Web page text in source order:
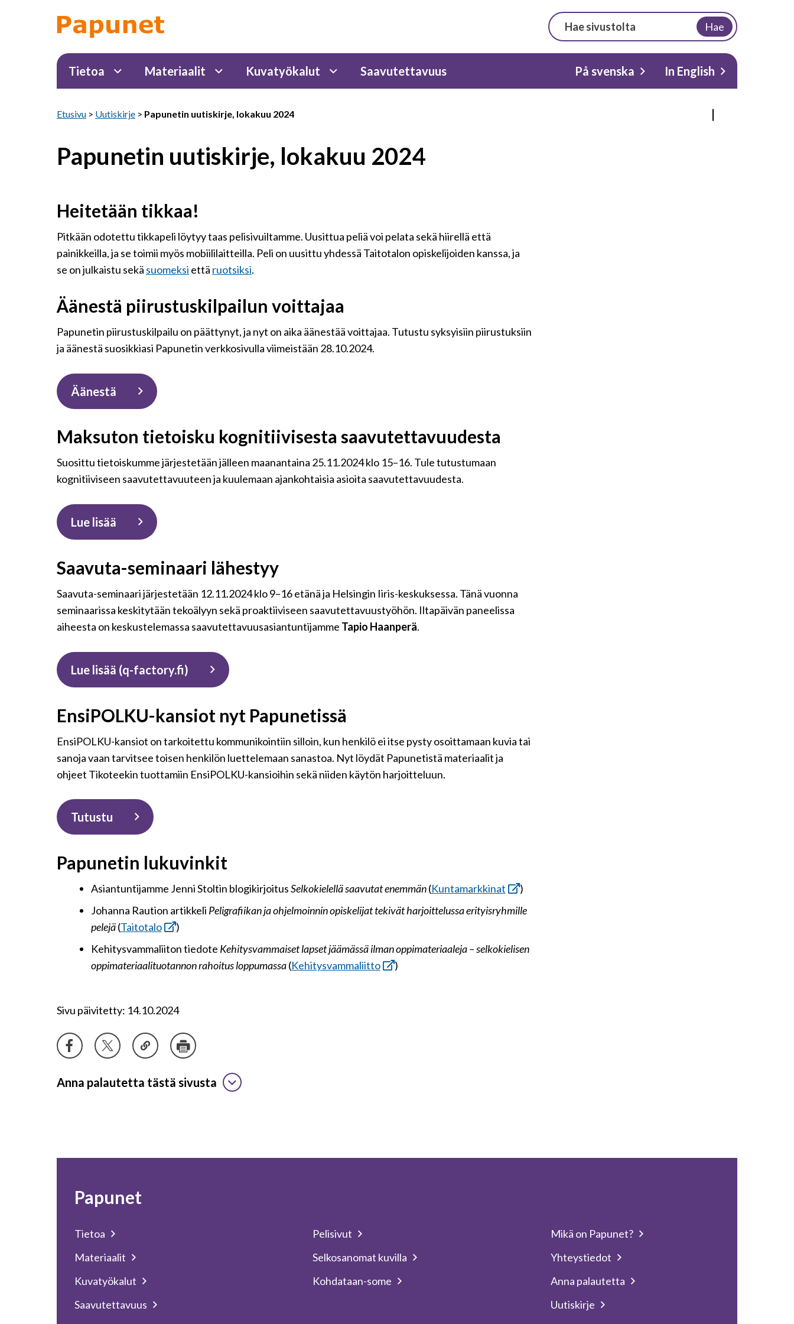
Hae
Tietoa Materiaalit Kuvatyökalut Saavutettavuus På svenska In English
Etusivu > Uutiskirje > Papunetin uutiskirje, lokakuu 2024
Papunetin uutiskirje, lokakuu 2024
Heitetään tikkaa!
Pitkään odotettu tikkapeli löytyy taas pelisivuiltamme. Uusittua peliä voi pelata sekä hiirellä että
painikkeilla, ja se toimii myös mobiililaitteilla. Peli on uusittu yhdessä Taitotalon opiskelijoiden kanssa, ja
se on julkaistu sekä suomeksi että ruotsiksi.
Äänestä piirustuskilpailun voittajaa
Papunetin piirustuskilpailu on päättynyt, ja nyt on aika äänestää voittajaa. Tutustu syksyisiin piirustuksiin
ja äänestä suosikkiasi Papunetin verkkosivulla viimeistään 28.10.2024.
Äänestä
Maksuton tietoisku kognitiivisesta saavutettavuudesta
Suosittu tietoiskumme järjestetään jälleen maanantaina 25.11.2024 klo 15–16. Tule tutustumaan
kognitiiviseen saavutettavuuteen ja kuulemaan ajankohtaisia asioita saavutettavuudesta.
Lue lisää
Saavuta-seminaari lähestyy
Saavuta-seminaari järjestetään 12.11.2024 klo 9–16 etänä ja Helsingin Iiris-keskuksessa. Tänä vuonna
seminaarissa keskitytään tekoälyyn sekä proaktiiviseen saavutettavuustyöhön. Iltapäivän paneelissa
aiheesta on keskustelemassa saavutettavuusasiantuntijamme Tapio Haanperä.
Lue lisää (q-factory.fi)
EnsiPOLKU-kansiot nyt Papunetissä
EnsiPOLKU-kansiot on tarkoitettu kommunikointiin silloin, kun henkilö ei itse pysty osoittamaan kuvia tai
sanoja vaan tarvitsee toisen henkilön luettelemaan sanastoa. Nyt löydät Papunetistä materiaalit ja
ohjeet Tikoteekin tuottamiin EnsiPOLKU-kansioihin sekä niiden käytön harjoitteluun.
Tutustu
Papunetin lukuvinkit
Asiantuntijamme Jenni Stoltin blogikirjoitusSelkokielellä saavutat enemmän(Kuntamarkkinat
)
Johanna Raution artikkeli Peligrafiikan ja ohjelmoinnin opiskelijat tekivät harjoittelussa erityisryhmille
pelejä(Taitotalo
)
Kehitysvammaliiton tiedote Kehitysvammaiset lapset jäämässä ilman oppimateriaaleja – selkokielisen
oppimateriaalituotannon rahoitus loppumassa(Kehitysvammaliitto )
Sivu päivitetty: 14.10.2024
Anna palautetta tästä sivusta
Papunet
Tietoa
Materiaalit
Kuvatyökalut
Saavutettavuus
Pelisivut
Selkosanomat kuvilla
Kohdataan-some
Mikä on Papunet?
Yhteystiedot
Anna palautetta
Uutiskirje